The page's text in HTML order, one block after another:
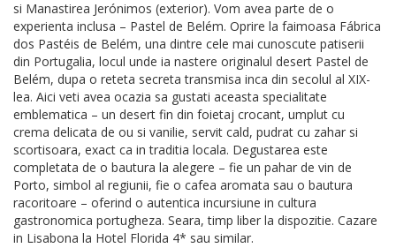
si Manastirea Jerónimos (exterior). Vom avea parte de o
experienta inclusa – Pastel de Belém. Oprire la faimoasa Fábrica
dos Pastéis de Belém, una dintre cele mai cunoscute patiserii
din Portugalia, locul unde ia nastere originalul desert Pastel de
Belém, dupa o reteta secreta transmisa inca din secolul al XIX-
lea. Aici veti avea ocazia sa gustati aceasta specialitate
emblematica – un desert fin din foietaj crocant, umplut cu
crema delicata de ou si vanilie, servit cald, pudrat cu zahar si
scortisoara, exact ca in traditia locala. Degustarea este
completata de o bautura la alegere – fie un pahar de vin de
Porto, simbol al regiunii, fie o cafea aromata sau o bautura
racoritoare – oferind o autentica incursiune in cultura
gastronomica portugheza. Seara, timp liber la dispozitie. Cazare
in Lisabona la Hotel Florida 4* sau similar.